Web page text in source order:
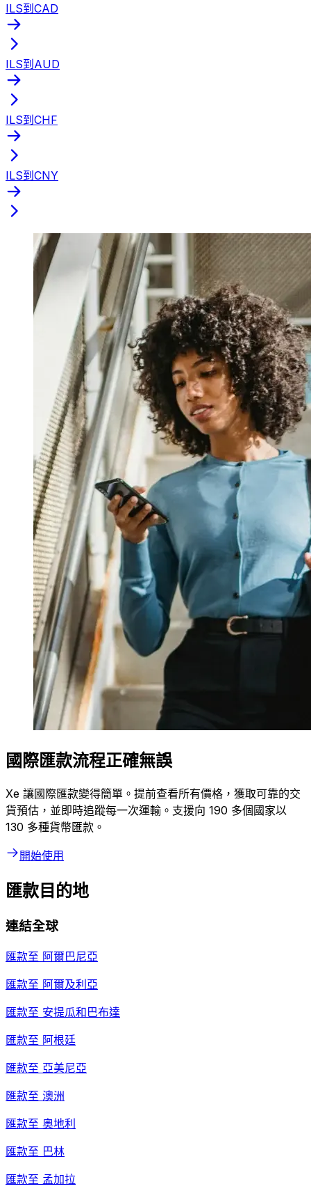
ILS到CAD
ILS到AUD
ILS到CHF
ILS到CNY
國際匯款流程正確無誤
Xe 讓國際匯款變得簡單。提前查看所有價格，獲取可靠的交
貨預估，並即時追蹤每一次運輸。支援向 190 多個國家以
130 多種貨幣匯款。
開始使用
匯款目的地
連結全球
匯款至 阿爾巴尼亞
匯款至 阿爾及利亞
匯款至 安提瓜和巴布達
匯款至 阿根廷
匯款至 亞美尼亞
匯款至 澳洲
匯款至 奧地利
匯款至 巴林
匯款至 孟加拉